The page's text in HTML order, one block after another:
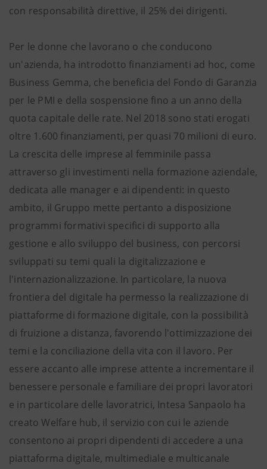
con responsabilità direttive, il 25% dei dirigenti.
Per le donne che lavorano o che conducono
un'azienda, ha introdotto finanziamenti ad hoc, come
Business Gemma, che beneficia del Fondo di Garanzia
per le PMI e della sospensione fino a un anno della
quota capitale delle rate. Nel 2018 sono stati erogati
oltre 1.600 finanziamenti, per quasi 70 milioni di euro.
La crescita delle imprese al femminile passa
attraverso gli investimenti nella formazione aziendale,
dedicata alle manager e ai dipendenti: in questo
ambito, il Gruppo mette pertanto a disposizione
programmi formativi specifici di supporto alla
gestione e allo sviluppo del business, con percorsi
sviluppati su temi quali la digitalizzazione e
l'internazionalizzazione. In particolare, la nuova
frontiera del digitale ha permesso la realizzazione di
piattaforme di formazione digitale, con la possibilità
di fruizione a distanza, favorendo l'ottimizzazione dei
temi e la conciliazione della vita con il lavoro. Per
essere accanto alle imprese attente a incrementare il
benessere personale e familiare dei propri lavoratori
e in particolare delle lavoratrici, Intesa Sanpaolo ha
creato Welfare hub, il servizio con cui le aziende
consentono ai propri dipendenti di accedere a una
piattaforma digitale, multimediale e multicanale